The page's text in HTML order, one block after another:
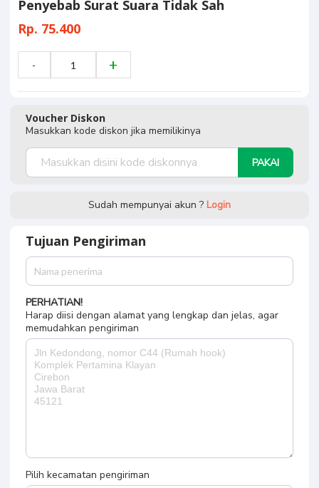
Penyebab Surat Suara Tidak Sah
Rp. 75.400
Voucher Diskon
Masukkan kode diskon jika memilikinya
PAKAI
Sudah mempunyai akun ? Login
Tujuan Pengiriman
PERHATIAN!
Harap diisi dengan alamat yang lengkap dan jelas, agar
memudahkan pengiriman
Pilih kecamatan pengiriman